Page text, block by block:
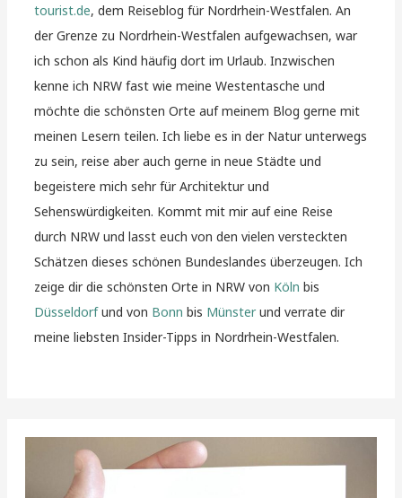
tourist.de, dem Reiseblog für Nordrhein-Westfalen. An
der Grenze zu Nordrhein-Westfalen aufgewachsen, war
ich schon als Kind häufig dort im Urlaub. Inzwischen
kenne ich NRW fast wie meine Westentasche und
möchte die schönsten Orte auf meinem Blog gerne mit
meinen Lesern teilen. Ich liebe es in der Natur unterwegs
zu sein, reise aber auch gerne in neue Städte und
begeistere mich sehr für Architektur und
Sehenswürdigkeiten. Kommt mit mir auf eine Reise
durch NRW und lasst euch von den vielen versteckten
Schätzen dieses schönen Bundeslandes überzeugen. Ich
zeige dir die schönsten Orte in NRW von Köln bis
Düsseldorfund von Bonn bis Münsterund verrate dir
meine liebsten Insider-Tipps in Nordrhein-Westfalen.